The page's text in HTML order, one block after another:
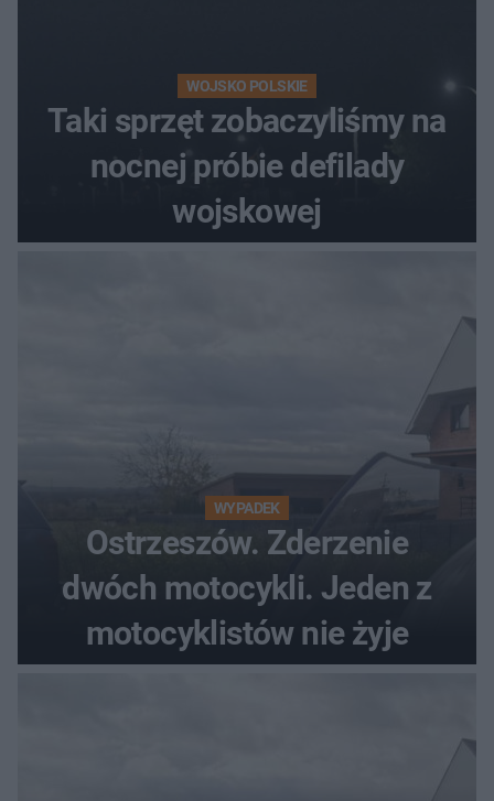
WOJSKO POLSKIE
Taki sprzęt zobaczyliśmy na
nocnej próbie defilady
wojskowej
WYPADEK
Ostrzeszów. Zderzenie
dwóch motocykli. Jeden z
motocyklistów nie żyje